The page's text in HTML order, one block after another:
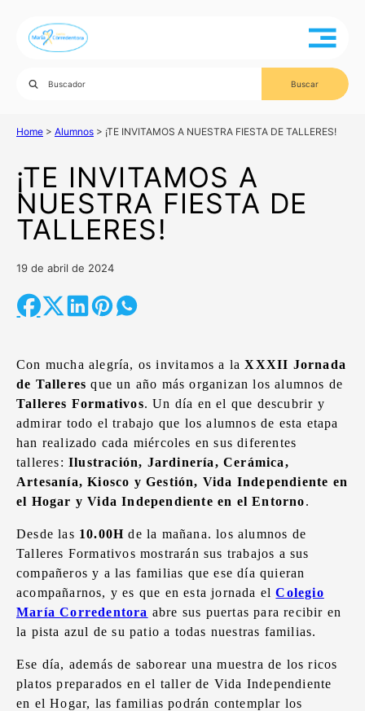
Home > Alumnos > ¡TE INVITAMOS A NUESTRA FIESTA DE TALLERES!
¡TE INVITAMOS A
NUESTRA FIESTA DE
TALLERES!
19 de abril de 2024
Con mucha alegría, os invitamos a laXXXII Jornada
de Talleres que un año más organizan los alumnos de
Talleres Formativos. Un día en el que descubrir y
admirar todo el trabajo que los alumnos de esta etapa
han realizado cada miércoles en sus diferentes
talleres: Ilustración, Jardinería, Cerámica,
Artesanía, Kiosco y Gestión, Vida Independiente en
el Hogar y Vida Independiente en el Entorno.
Desde las 10.00H de la mañana. los alumnos de
Talleres Formativos mostrarán sus trabajos a sus
compañeros y a las familias que ese día quieran
acompañarnos, y es que en esta jornada elColegio
María Corredentora abre sus puertas para recibir en
la pista azul de su patio a todas nuestras familias.
Ese día, además de saborear una muestra de los ricos
platos preparados en el taller de Vida Independiente
en el Hogar, las familias podrán contemplar los